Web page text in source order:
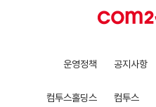
운영정책 공지사항
컴투스홀딩스 컴투스